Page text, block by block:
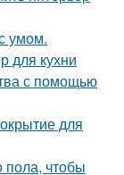
умом.
для кухни
с помощью
для
пола, чтобы